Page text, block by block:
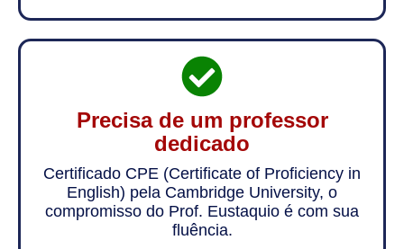
Precisa de um professor
dedicado
Certificado CPE (Certificate of Proficiency in
English) pela Cambridge University, o
compromisso do Prof. Eustaquio é com sua
fluência.